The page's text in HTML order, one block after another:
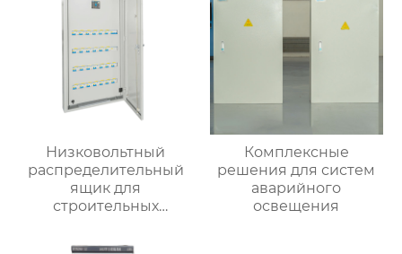
Низковольтный
распределительный
ящик для
строительных
Комплексные
решения для систем
аварийного
освещения